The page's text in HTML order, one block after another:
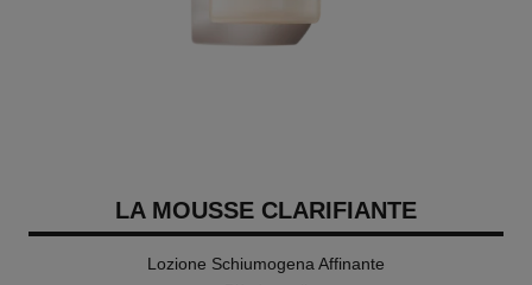
LA MOUSSE CLARIFIANTE
Lozione Schiumogena Affinante